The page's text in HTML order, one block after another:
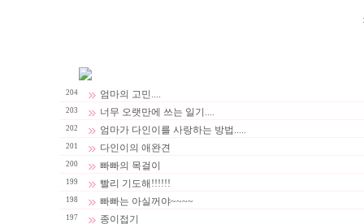
204 엄마의 고민....
203 너무 오랫만에 쓰는 일기....
202 엄마가 다인이를 사랑하는 방법.....
201 다인이의 애완견
200 빠빠의 목걸이
199 빨리 기도해!!!!!!
198 빠빠는 아실꺼야~~~~
197 종이접기